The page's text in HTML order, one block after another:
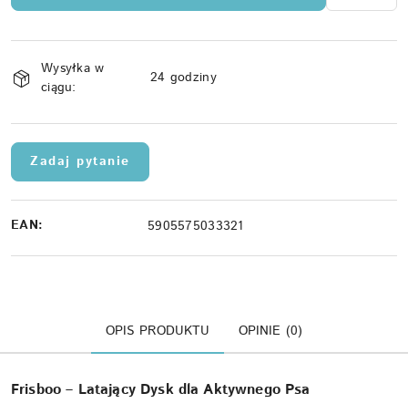
Dostępność
i
dostawa
Wysyłka w
ciągu:
24 godziny
Zadaj pytanie
EAN: 5905575033321
OPIS PRODUKTU OPINIE (0)
Frisboo – Latający Dysk dla Aktywnego Psa